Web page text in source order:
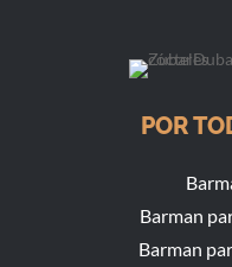
POR
Barman
Barman